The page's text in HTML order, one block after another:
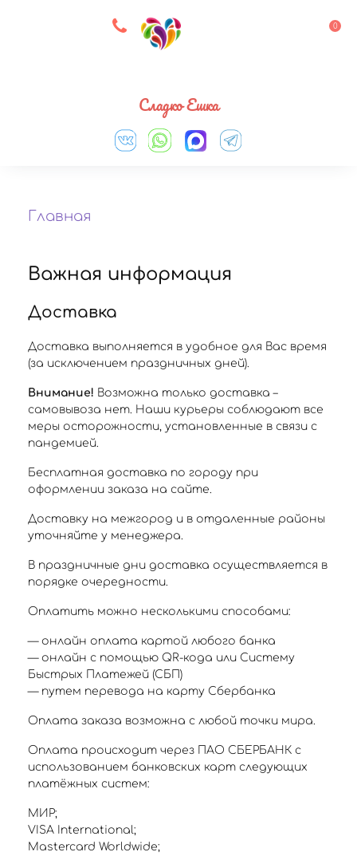
8 927 083 33 05 0
Сладко Ешка
Главная
Важная информация
Доставка
Доставка выполняется в удобное для Вас время
(за исключением праздничных дней).
Внимание! Возможна только доставка –
самовывоза нет. Наши курьеры соблюдают все
меры осторожности, установленные в связи с
пандемией.
Бесплатная доставка по городу при
оформлении заказа на сайте.
Доставку на межгород и в отдаленные районы
уточняйте у менеджера.
В праздничные дни доставка осуществляется в
порядке очередности.
Оплатить можно несколькими способами:
— онлайн оплата картой любого банка
— онлайн с помощью QR-кода или Систему
Быстрых Платежей (СБП)
— путем перевода на карту Сбербанка
Оплата заказа возможна с любой точки мира.
Оплата происходит через ПАО СБЕРБАНК с
использованием банковских карт следующих
платёжных систем:
МИР;
VISA International;
Mastercard Worldwide;